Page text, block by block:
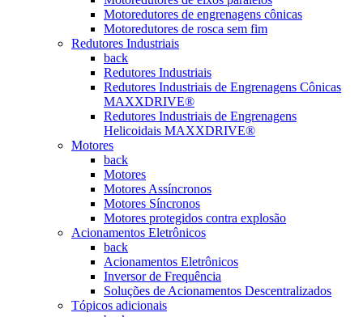
Motoredutores de engrenagens cônicas
Motoredutores de rosca sem fim
Redutores Industriais
back
Redutores Industriais
Redutores Industriais de Engrenagens Cônicas
MAXXDRIVE®
Redutores Industriais de Engrenagens
Helicoidais MAXXDRIVE®
Motores
back
Motores
Motores Assíncronos
Motores Síncronos
Motores protegidos contra explosão
Acionamentos Eletrônicos
back
Acionamentos Eletrônicos
Inversor de Frequência
Soluções de Acionamentos Descentralizados
Tópicos adicionais